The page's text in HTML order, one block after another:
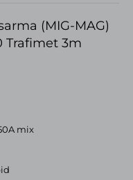
(MIG-MAG)
Trafimet 3m
mix